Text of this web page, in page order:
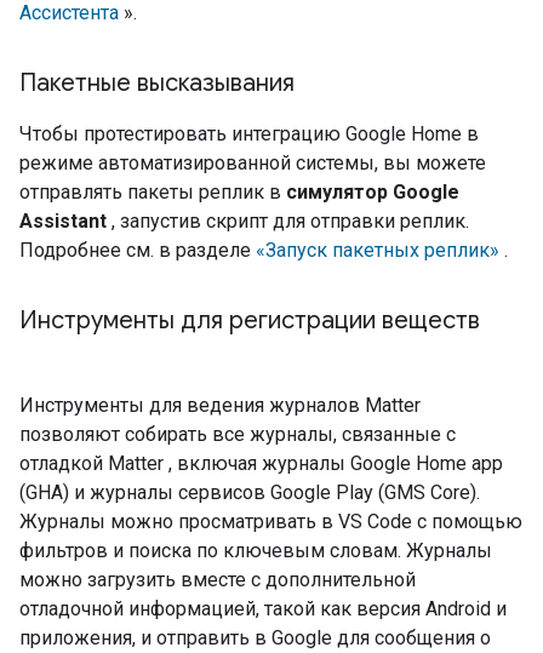
Ассистента ».
Пакетные высказывания
Чтобы протестировать интеграцию Google Home в
режиме автоматизированной системы, вы можете
отправлять пакеты реплик в симулятор Google
Assistant , запустив скрипт для отправки реплик.
Подробнее см. в разделе «Запуск пакетных реплик» .
Инструменты для регистрации веществ
Инструменты для ведения журналов Matter
позволяют собирать все журналы, связанные с
отладкой Matter , включая журналы Google Home app
(GHA) и журналы сервисов Google Play (GMS Core).
Журналы можно просматривать в VS Code с помощью
фильтров и поиска по ключевым словам. Журналы
можно загрузить вместе с дополнительной
отладочной информацией, такой как версия Android и
приложения, и отправить в Google для сообщения о